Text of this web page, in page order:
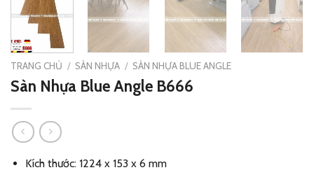
TRANG CHỦ / SÀN NHỰA / SÀN NHỰA BLUE ANGLE
Sàn Nhựa Blue Angle B666
Kích thước: 1224 x 153 x 6 mm